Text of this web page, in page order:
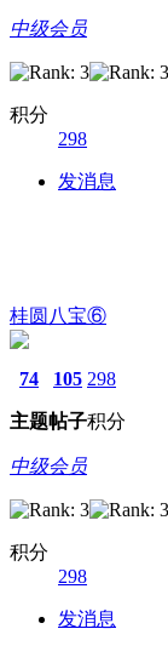
中级会员
积分
298
发消息
桂圆八宝⑥
74
主题
105
帖子
298
积分
中级会员
积分
298
发消息